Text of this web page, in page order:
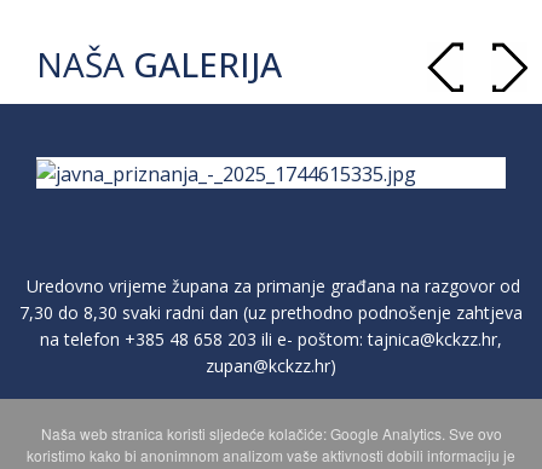
NAŠA GALERIJA
Uredovno vrijeme župana za primanje građana na razgovor od
7,30 do 8,30 svaki radni dan (uz prethodno podnošenje zahtjeva
na telefon +385 48 658 203 ili e- poštom:tajnica@kckzz.hr,
zupan@kckzz.hr)
POLITIKA ZAŠTITE PRIVATNOSTI OSOBNIH PODATAKA
Naša web stranica koristi sljedeće kolačiće: Google Analytics. Sve ovo
koristimo kako bi anonimnom analizom vaše aktivnosti dobili informaciju je